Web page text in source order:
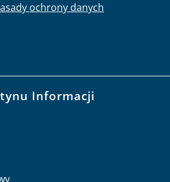
ochrony danych
Informacji